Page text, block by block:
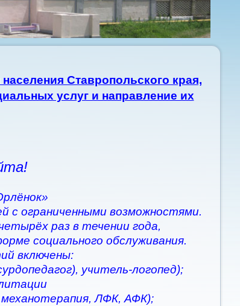
Ставропольского края,
услуг и направление их
с ограниченными возможностями.
раз в течении года,
социального обслуживания.
включены:
учитель-логопед);
механотерапия, ЛФК, АФК);